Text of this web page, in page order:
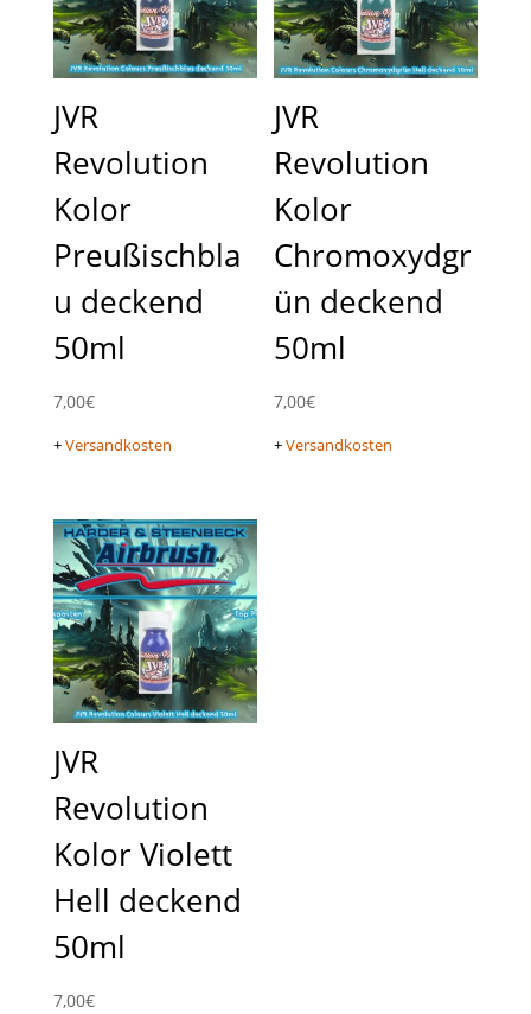
JVR
Revolution
Kolor
Preußischbla
u deckend
50ml
7,00€
+Versandkosten
JVR
Revolution
Kolor
Chromoxydgr
ün deckend
50ml
7,00€
+Versandkosten
JVR
Revolution
Kolor Violett
Hell deckend
50ml
7,00€